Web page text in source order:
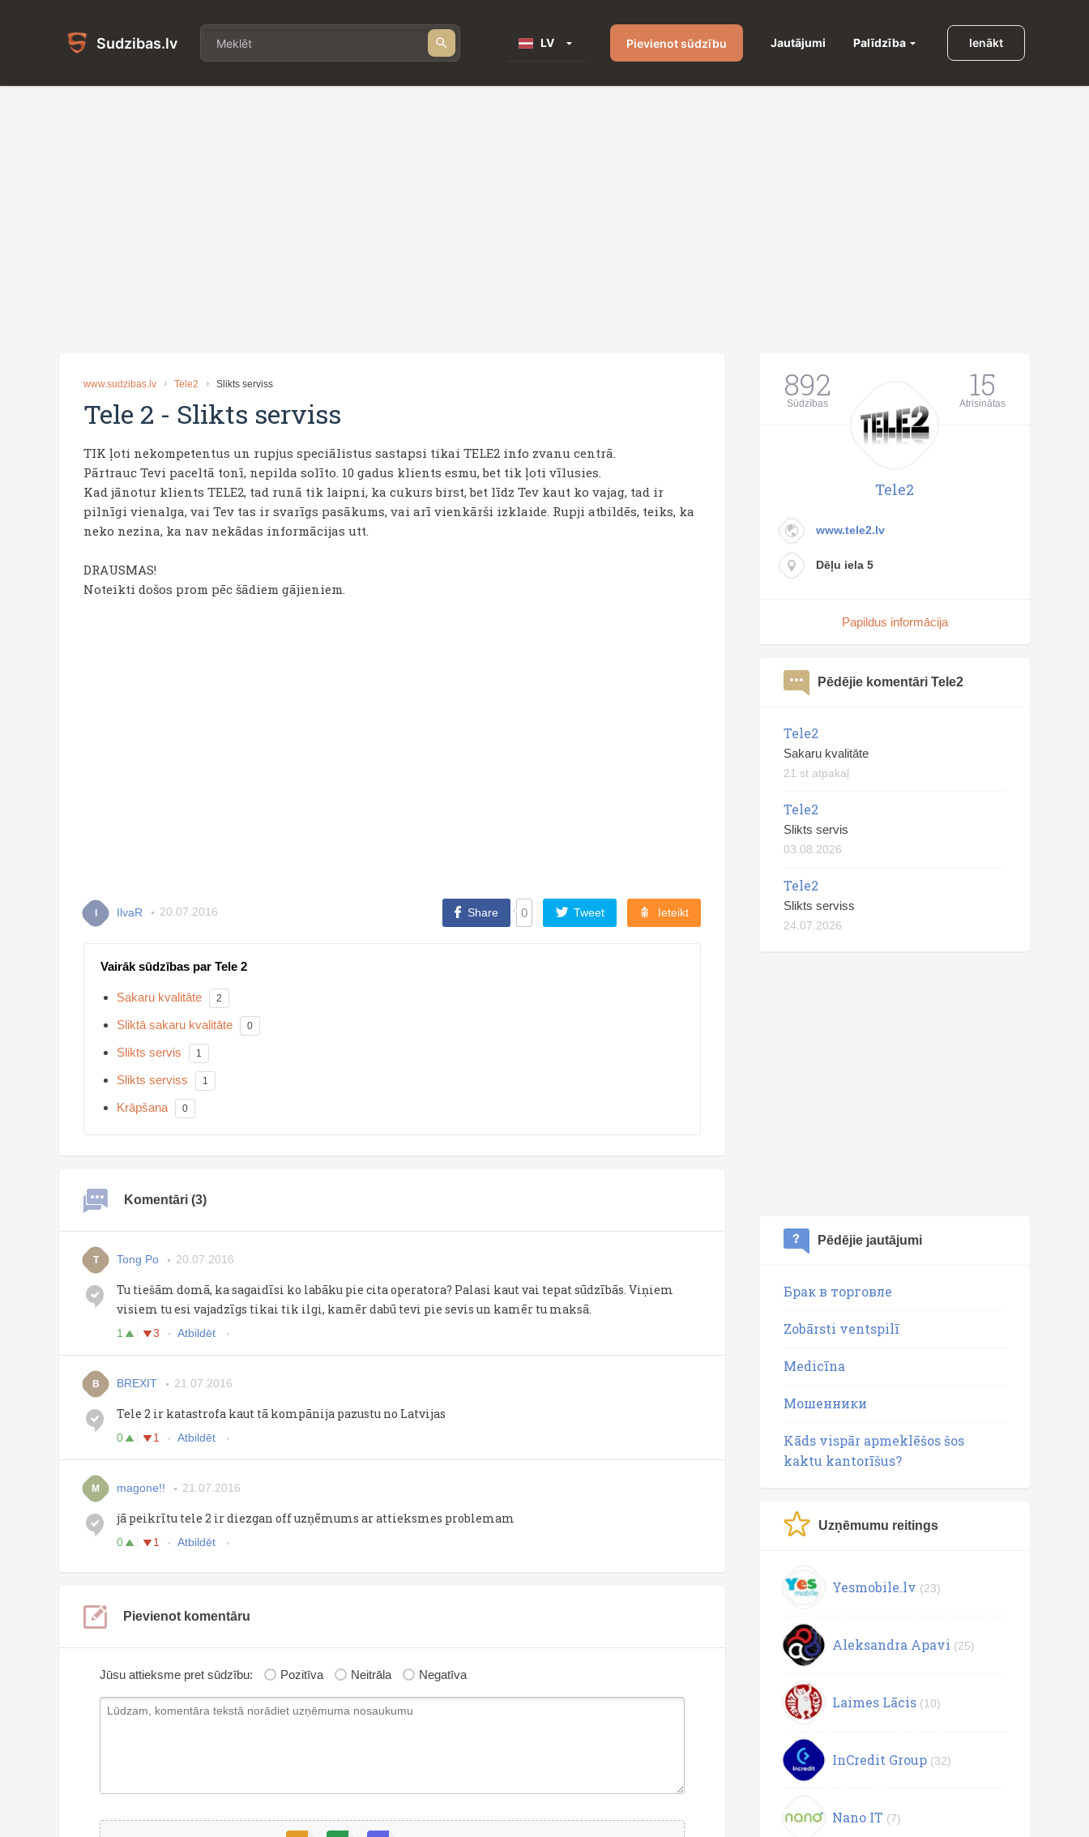
Sudzibas.lv LV Pievienot sūdzību Jautājumi Palīdzība Ienākt
www.sudzibas.lv Tele2 Slikts serviss
Tele 2 - Slikts serviss
TIK ļoti nekompetentus un rupjus speciālistus sastapsi tikai TELE2 info zvanu centrā.
Pārtrauc Tevi paceltā tonī, nepilda solīto. 10 gadus klients esmu, bet tik ļoti vīlusies.
Kad jānotur klients TELE2, tad runā tik laipni, ka cukurs birst, bet līdz Tev kaut ko vajag, tad ir
pilnīgi vienalga, vai Tev tas ir svarīgs pasākums, vai arī vienkārši izklaide. Rupji atbildēs, teiks, ka
neko nezina, ka nav nekādas informācijas utt.
DRAUSMAS!
Noteikti došos prom pēc šādiem gājieniem.
I IlvaR 20.07.2016 Share 0 Tweet Ieteikt
Vairāk sūdzības par Tele 2
Sakaru kvalitāte 2
Sliktā sakaru kvalitāte 0
Slikts servis 1
Slikts serviss 1
Krāpšana 0
Komentāri (3)
T Tong Po 20.07.2016
Tu tiešām domā, ka sagaidīsi ko labāku pie cita operatora? Palasi kaut vai tepat sūdzībās. Viņiem
visiem tu esi vajadzīgs tikai tik ilgi, kamēr dabū tevi pie sevis un kamēr tu maksā.
1 3 Atbildēt
B BREXIT 21.07.2016
Tele 2 ir katastrofa kaut tā kompānija pazustu no Latvijas
0 1 Atbildēt
M magone!! 21.07.2016
jā peikrītu tele 2 ir diezgan off uzņēmums ar attieksmes problemam
0 1 Atbildēt
Pievienot komentāru
Jūsu attieksme pret sūdzību: Pozitīva Neitrāla Negatīva
892
Sūdzības 15
Atrisinātas
Tele2
www.tele2.lv
Dēļu iela 5
Papildus informācija
Pēdējie komentāri Tele2
Tele2
Sakaru kvalitāte
21 st atpakaļ
Tele2
Slikts servis
03.08.2026
Tele2
Slikts serviss
24.07.2026
Pēdējie jautājumi
Брак в торговле
Zobārsti ventspilī
Medicīna
Мошенники
Kāds vispār apmeklēšos šos
kaktu kantorīšus?
Uzņēmumu reitings
Yesmobile.lv (23)
Aleksandra Apavi (25)
Laimes Lācis (10)
InCredit Group (32)
Nano IT (7)